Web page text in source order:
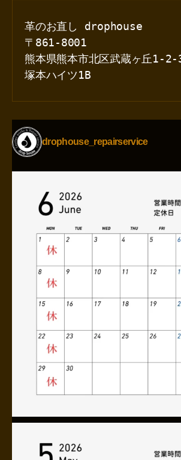
革のお直し drophouse
〒861-8001
熊本県熊本市北区武蔵ヶ丘1-2-
塚本ハイツ1B
drophouse_repairservice